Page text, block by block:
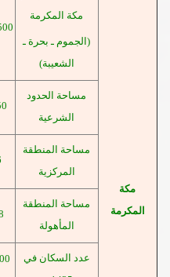
مكة
المكرمة
مكة المكرمة
(الجموم ـ بحرة ـ
الشعيبة)
500
مساحة الحدود
الشرعية
مساحة المنطقة
المركزية
مساحة المنطقة
المأهولة
عدد السكان في